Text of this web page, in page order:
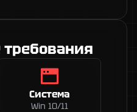
Система
Win 10/11